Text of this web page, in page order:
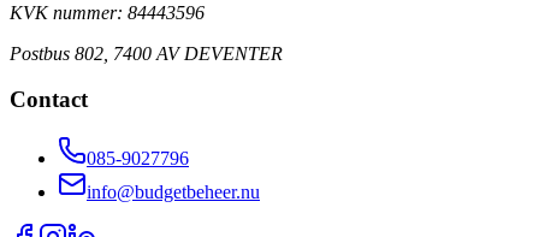
KVK nummer: 84443596
Postbus 802, 7400 AV DEVENTER
Contact
085-9027796
info@budgetbeheer.nu